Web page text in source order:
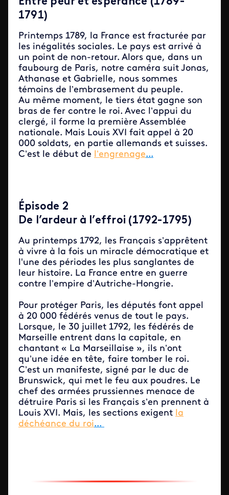
1791)
Printemps 1789, la France est fracturée par
les inégalités sociales. Le pays est arrivé à
un point de non-retour. Alors que, dans un
faubourg de Paris, notre caméra suit Jonas,
Athanase et Gabrielle, nous sommes
témoins de l’embrasement du peuple.
Au même moment, le tiers état gagne son
bras de fer contre le roi. Avec l’appui du
clergé, il forme la première Assemblée
nationale. Mais Louis XVI fait appel à 20
000 soldats, en partie allemands et suisses.
C’est le début de l’engrenage...
Épisode 2
De l’ardeur à l’effroi (1792-1795)
Au printemps 1792, les Français s’apprêtent
à vivre à la fois un miracle démocratique et
l'une des périodes les plus sanglantes de
leur histoire. La France entre en guerre
contre l’empire d’Autriche-Hongrie.
Pour protéger Paris, les députés font appel
à 20 000 fédérés venus de tout le pays.
Lorsque, le 30 juillet 1792, les fédérés de
Marseille entrent dans la capitale, en
chantant « La Marseillaise », ils n’ont
qu’une idée en tête, faire tomber le roi.
C’est un manifeste, signé par le duc de
Brunswick, qui met le feu aux poudres. Le
chef des armées prussiennes menace de
détruire Paris si les Français s’en prennent à
Louis XVI. Mais, les sections exigent la
déchéance du roi...